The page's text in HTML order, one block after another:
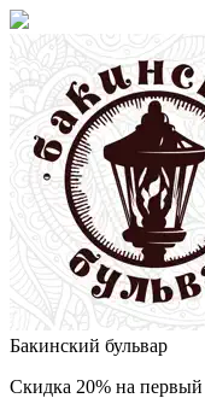
Бакинский бульвар
Скидка 20% на первый